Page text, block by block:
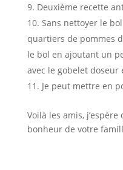
Deuxième recette
Sans nettoyer le
quartiers de pommes
le bol en ajoutant un
avec le gobelet doseur
Je peut mettre en
Voilà les amis,
bonheur de votre